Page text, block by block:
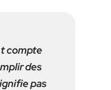
compte
des
pas